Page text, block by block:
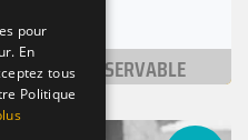
NON RÉSERVABLE
pour
En
tous
Politique